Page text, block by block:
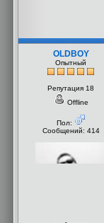
OLDBOY
Опытный
Репутация 18
Offline
Пол:
Сообщений: 414